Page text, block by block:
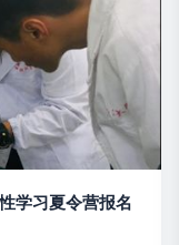
学习夏令营报名